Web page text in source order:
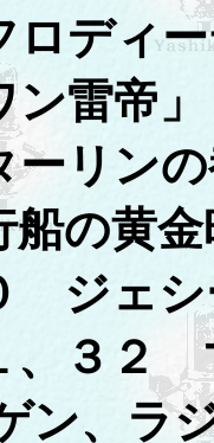
ロディ
雷帝」
ーリン
船の黄
ジェ
、３２
ン、ラ